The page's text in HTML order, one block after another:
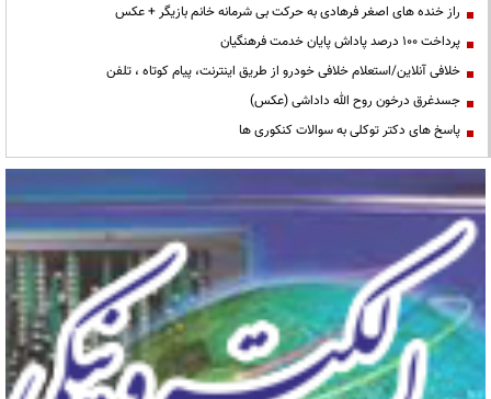
راز خنده های اصغر فرهادی به حرکت بی شرمانه خانم بازیگر + عکس
پرداخت ۱۰۰ درصد پاداش پایان خدمت فرهنگیان
خلافی آنلاین/استعلام خلافی خودرو از طریق اینترنت، پیام کوتاه ، تلفن
جسدغرق درخون روح الله داداشی (عکس)
پاسخ های دکتر توکلی به سوالات کنکوری ها